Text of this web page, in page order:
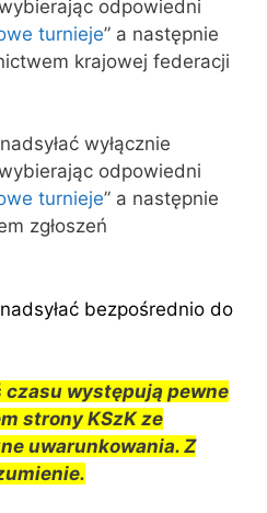
– 28.08.2025 01.09.2025
– 28.11.2025 01.12.2025
odpowiedni
turnieje” a następnie
krajowej federacji
wyłącznie
odpowiedni
turnieje” a następnie
zgłoszeń
bezpośrednio do
czasu występują pewne
strony KSzK ze
uwarunkowania. Z